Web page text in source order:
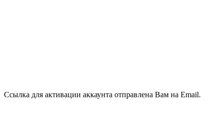
Ссылка для активации аккаунта отправлена Вам на Email.